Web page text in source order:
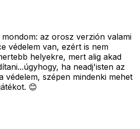
az orosz verzión valami
védelem van, ezért is nem
helyekre, mert alig akad
ha neadj'isten az
védelem, szépen mindenki mehet
😊